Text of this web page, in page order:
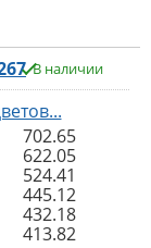
В наличии
702.65
622.05
524.41
445.12
432.18
413.82